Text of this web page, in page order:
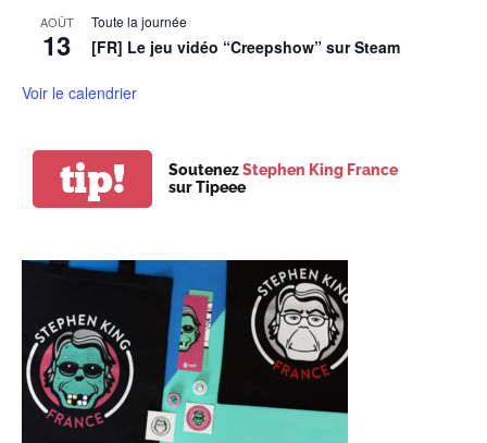
AOÛT
13
Toute la journée
[FR] Le jeu vidéo “Creepshow” sur Steam
Voir le calendrier
tip! SoutenezStephen King France
sur Tipeee